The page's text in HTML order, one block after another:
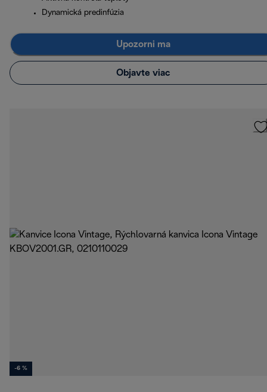
Dynamická predinfúzia
Upozorni ma
Objavte viac
-6 %